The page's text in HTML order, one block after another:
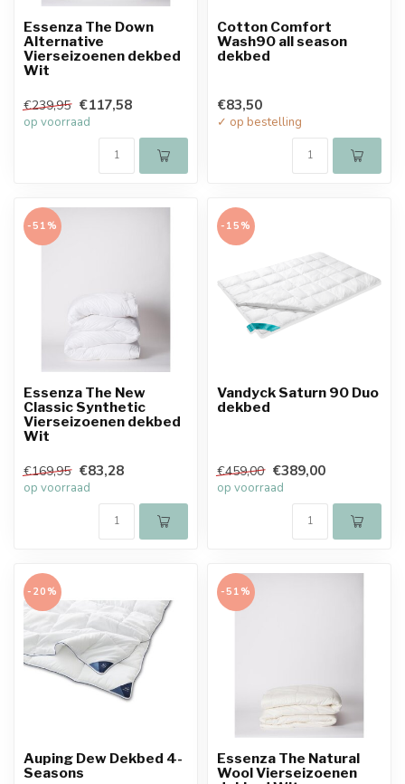
Essenza The Down
Alternative
Vierseizoenen dekbed
Wit
€239,95 €117,58
op voorraad
Cotton Comfort
Wash90 all season
dekbed
€83,50
✓ op bestelling
-51%
Essenza The New
Classic Synthetic
Vierseizoenen dekbed
Wit
€169,95 €83,28
op voorraad
-15%
Vandyck Saturn 90 Duo
dekbed
€459,00 €389,00
op voorraad
-20%
Auping Dew Dekbed 4-
Seasons
-51%
Essenza The Natural
Wool Vierseizoenen